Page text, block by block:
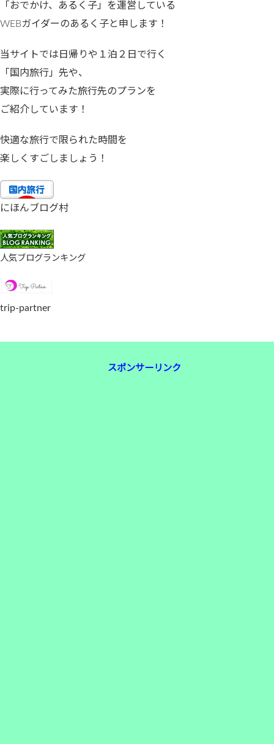
「おでかけ、あるく子」を運営している
WEBガイダーのあるく子と申します！
当サイトでは日帰りや１泊２日で行く
「国内旅行」先や、
実際に行ってみた旅行先のプランを
ご紹介しています！
快適な旅行で限られた時間を
楽しくすごしましょう！
にほんブログ村
人気ブログランキング
trip-partner
スポンサーリンク